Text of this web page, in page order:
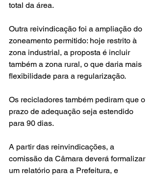
total da área.
Outra reivindicação foi a ampliação do
zoneamento permitido: hoje restrito à
zona industrial, a proposta é incluir
também a zona rural, o que daria mais
flexibilidade para a regularização.
Os recicladores também pediram que o
prazo de adequação seja estendido
para 90 dias.
A partir das reinvindicações, a
comissão da Câmara deverá formalizar
um relatório para a Prefeitura, e